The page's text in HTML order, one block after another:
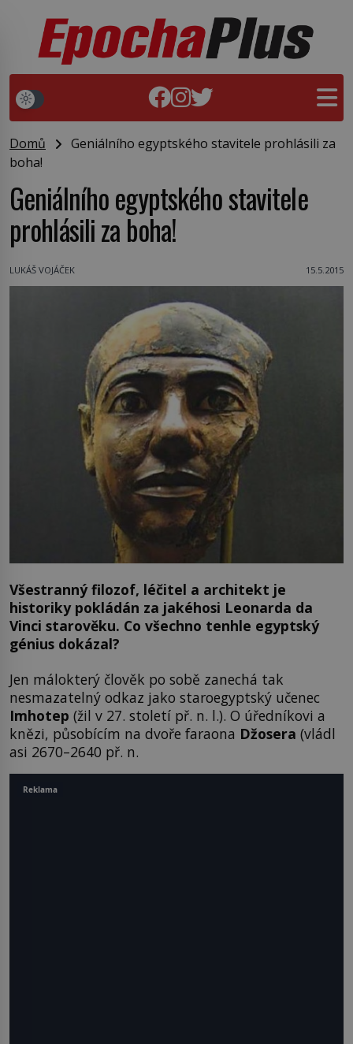
Domů
Geniálního egyptského stavitele prohlásili za
boha!
Geniálního egyptského stavitele
prohlásili za boha!
LUKÁŠ VOJÁČEK 15.5.2015
Všestranný filozof, léčitel a architekt je
historiky pokládán za jakéhosi Leonarda da
Vinci starověku. Co všechno tenhle egyptský
génius dokázal?
Jen málokterý člověk po sobě zanechá tak
nesmazatelný odkaz jako staroegyptský učenec
Imhotep (žil v 27. století př. n. l.). O úředníkovi a
knězi, působícím na dvoře faraona Džosera (vládl
asi 2670–2640 př. n.
Reklama